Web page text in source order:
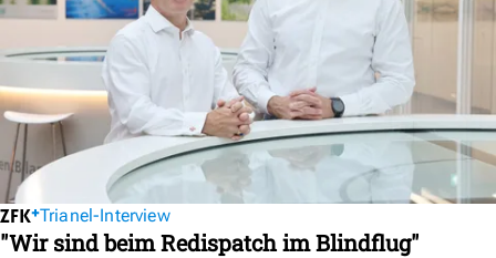
Trianel-Interview
"Wir sind beim Redispatch im Blindflug"